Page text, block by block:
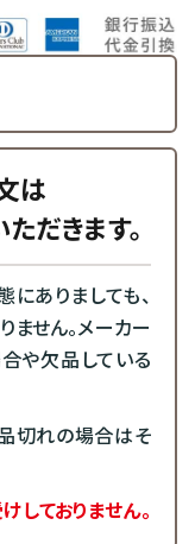
は
だきます。
ありましても、
ません。メーカー
や欠品している
切れの場合はそ
ておりません。